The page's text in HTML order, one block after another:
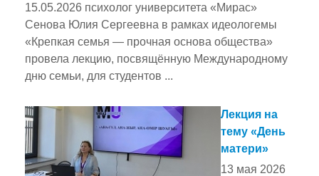
15.05.2026 психолог университета «Мирас»
Сенова Юлия Сергеевна в рамках идеологемы
«Крепкая семья — прочная основа общества»
провела лекцию, посвящённую Международному
дню семьи, для студентов ...
Лекция на
тему «День
матери»
13 мая 2026